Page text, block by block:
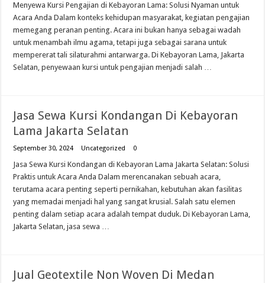
Sensible Medical insurance Preparations
Coronavirus disease 2019
Guide des Meilleurs Sites de Jeu en Ligne pour 2026: Top Casino
Онлайн Казино України Фавбет казино Рейтинг Найкращих Сайтів
Menyewa Kursi Pengajian di Kebayoran Lama: Solusi Nyaman untuk
Acara Anda Dalam konteks kehidupan masyarakat, kegiatan pengajian
memegang peranan penting. Acara ini bukan hanya sebagai wadah
untuk menambah ilmu agama, tetapi juga sebagai sarana untuk
mempererat tali silaturahmi antarwarga. Di Kebayoran Lama, Jakarta
Selatan, penyewaan kursi untuk pengajian menjadi salah …
Jasa Sewa Kursi Kondangan Di Kebayoran
Lama Jakarta Selatan
September 30, 2024 Uncategorized 0
Jasa Sewa Kursi Kondangan di Kebayoran Lama Jakarta Selatan: Solusi
Praktis untuk Acara Anda Dalam merencanakan sebuah acara,
terutama acara penting seperti pernikahan, kebutuhan akan fasilitas
yang memadai menjadi hal yang sangat krusial. Salah satu elemen
penting dalam setiap acara adalah tempat duduk. Di Kebayoran Lama,
Jakarta Selatan, jasa sewa …
Jual Geotextile Non Woven Di Medan